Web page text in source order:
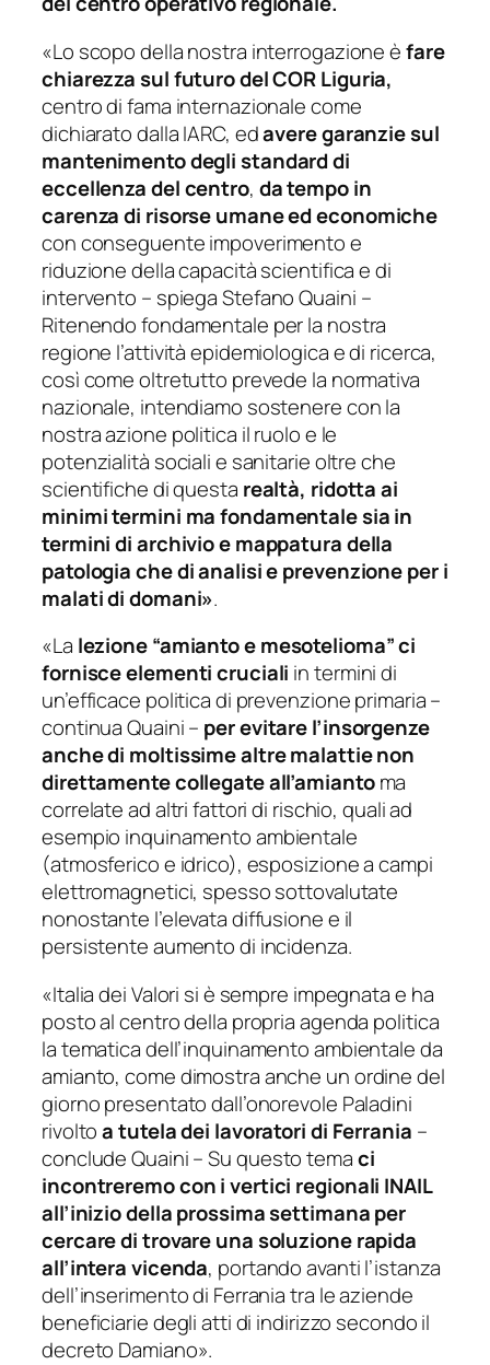
«Lo scopo della nostra interrogazione èfare
chiarezza sul futuro del COR Liguria,
centro di fama internazionale come
dichiarato dalla IARC, edavere garanzie sul
mantenimento degli standard di
eccellenza del centro, da tempo in
carenza di risorse umane ed economiche
con conseguente impoverimento e
riduzione della capacità scientifica e di
intervento – spiega Stefano Quaini –
Ritenendo fondamentale per la nostra
regione l’attività epidemiologica e di ricerca,
così come oltretutto prevede la normativa
nazionale, intendiamo sostenere con la
nostra azione politica il ruolo e le
potenzialità sociali e sanitarie oltre che
scientifiche di questa realtà, ridotta ai
minimi termini ma fondamentale sia in
termini di archivio e mappatura della
patologia che di analisi e prevenzione per i
malati di domani».
«La lezione “amianto e mesotelioma” ci
fornisce elementi cruciali in termini di
un’efficace politica di prevenzione primaria –
continua Quaini – per evitare l’insorgenze
anche di moltissime altre malattie non
direttamente collegate all’amiantoma
correlate ad altri fattori di rischio, quali ad
esempio inquinamento ambientale
(atmosferico e idrico), esposizione a campi
elettromagnetici, spesso sottovalutate
nonostante l’elevata diffusione e il
persistente aumento di incidenza.
«Italia dei Valori si è sempre impegnata e ha
posto al centro della propria agenda politica
la tematica dell’inquinamento ambientale da
amianto, come dimostra anche un ordine del
giorno presentato dall’onorevole Paladini
rivoltoa tutela dei lavoratori di Ferrania –
conclude Quaini –Su questo temaci
incontreremo con i vertici regionali INAIL
all’inizio della prossima settimana per
cercare di trovare una soluzione rapida
all’intera vicenda, portando avanti l’istanza
dell’inserimento di Ferrania tra le aziende
beneficiarie degli atti di indirizzo secondo il
decreto Damiano».